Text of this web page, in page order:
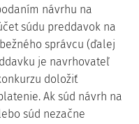
návrhu na
súdu preddavok na
správcu (ďalej
je navrhovateľ
doložiť
Ak súd návrh na
súd nezačne